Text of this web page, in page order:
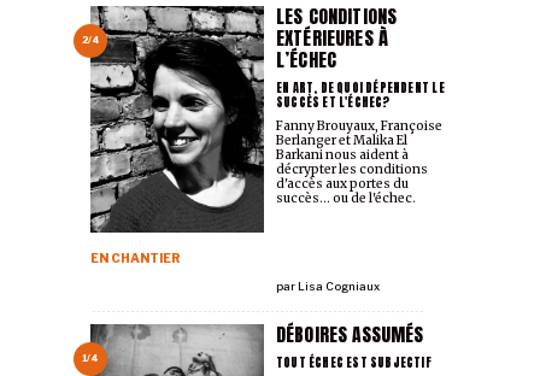
2/4
LES CONDITIONS
EXTÉRIEURES À
L’ÉCHEC
EN ART, DE QUOI DÉPENDENT LE
SUCCÈS ET L'ÉCHEC?
EN CHANTIER
parLisa Cogniaux
Fanny Brouyaux, Françoise
Berlanger et Malika El
Barkani nous aident à
décrypter les conditions
d'accès aux portes du
succès... ou de l'échec.
1/4
DÉBOIRES ASSUMÉS
TOUT ÉCHEC EST SUBJECTIF